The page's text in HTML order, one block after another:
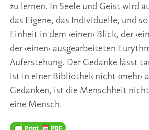
zu lernen. In Seele und Geist wird
das Eigene, das Individuelle, und
Einheit in dem ‹einen› Blick, der
der ‹einen› ausgearbeiteten
Auferstehung. Der Gedanke lässt
ist in einer Bibliothek nicht ‹mehr›
Gedanken, ist die Menschheit
eine Mensch.